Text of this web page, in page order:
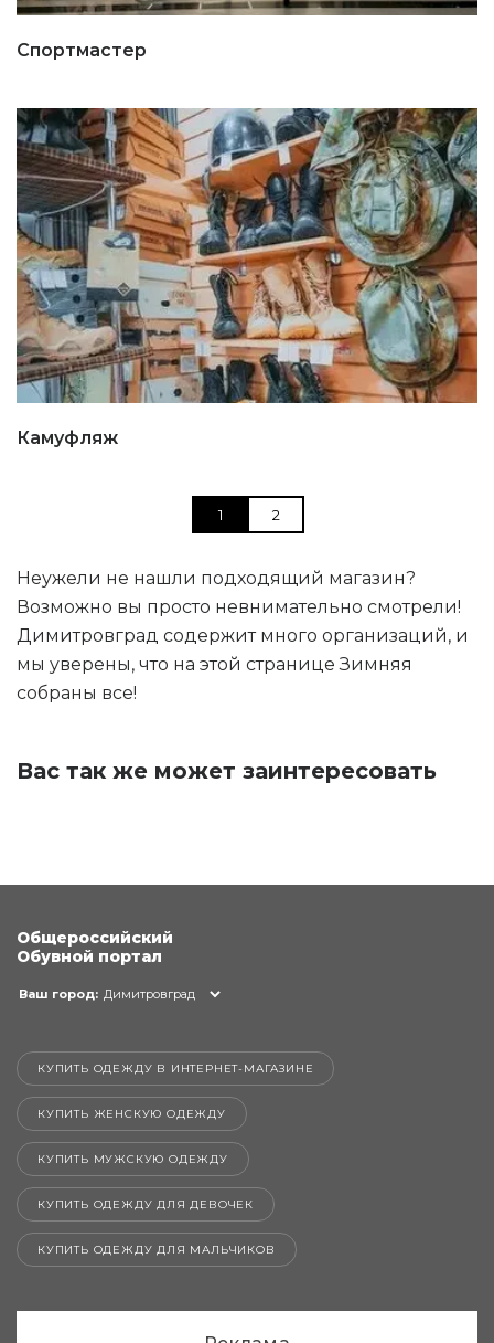
Спортмастер
Камуфляж
1 2
Неужели не нашли подходящий магазин?
Возможно вы просто невнимательно смотрели!
Димитровград содержит много организаций, и
мы уверены, что на этой странице Зимняя
собраны все!
Вас так же может заинтересовать
Общероссийский
Обувной портал
Ваш город: Димитровград
КУПИТЬ ОДЕЖДУ В ИНТЕРНЕТ-МАГАЗИНЕ
КУПИТЬ ЖЕНСКУЮ ОДЕЖДУ
КУПИТЬ МУЖСКУЮ ОДЕЖДУ
КУПИТЬ ОДЕЖДУ ДЛЯ ДЕВОЧЕК
КУПИТЬ ОДЕЖДУ ДЛЯ МАЛЬЧИКОВ